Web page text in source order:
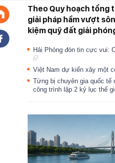
Theo Quy hoạch tổng
giải pháp hầm vượt
kiệm quỹ đất giải
Hải Phòng đón tin cực vui:
Việt Nam dự kiến xây một
Từng bị chuyên gia quốc tế
công trình lập 2 kỷ lục thế